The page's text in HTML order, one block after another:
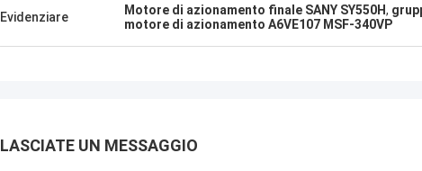
Evidenziare Motore di azionamento finale SANY SY550H,
motore di azionamento A6VE107 MSF-340VP
LASCIATE UN MESSAGGIO